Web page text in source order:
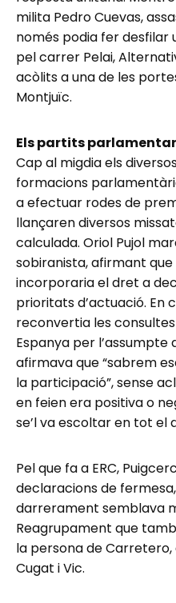
milita Pedro Cuevas,
només podia fer desfilar
pel carrer Pelai,
acòlits a una de les
Montjuïc.
Els partits
Cap al migdia els
formacions
a efectuar rodes de
llançaren diversos
calculada. Oriol Pujol
sobiranista, afirmant
incorporaria el dret a
prioritats d’actuació. En
reconvertia les
Espanya per l’assumpte
afirmava que “sabrem
la participació”, sense
en feien era positiva o
se’l va escoltar en tot el
Pel que fa a ERC,
declaracions de
darrerament semblava
Reagrupament que
la persona de
Cugat i Vic.